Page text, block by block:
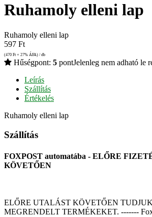
Ruhamoly elleni lap
Ruhamoly elleni lap
597 Ft
(470 Ft + 27% ÁFA) / db
Hűségpont: 5 pontJelenleg nem adható le
Leírás
Szállítás
Értékelés
Ruhamoly elleni lap
Szállítás
FOXPOST automatába - ELŐRE
KÖVETŐEN
ELŐRE UTALÁST KÖVETŐEN
MEGRENDELT TERMÉKEKET. -------